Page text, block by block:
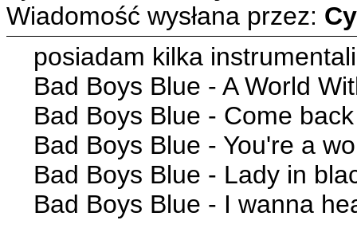
Wiadomość wysłana przez:
posiadam kilka
Bad Boys Blue - A World
Bad Boys Blue - Come
Bad Boys Blue - You're a
Bad Boys Blue - Lady in
Bad Boys Blue - I wanna